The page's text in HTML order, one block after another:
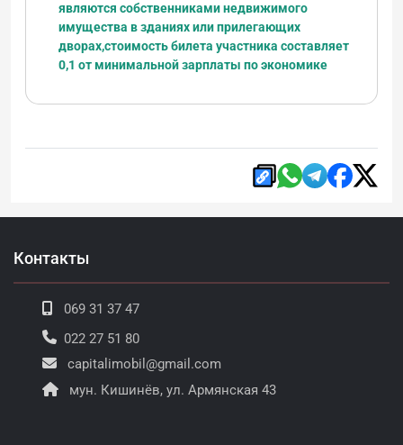
являются собственниками недвижимого
имущества в зданиях или прилегающих
дворах,стоимость билета участника составляет
0,1 от минимальной зарплаты по экономике
Контакты
069 31 37 47
022 27 51 80
capitalimobil@gmail.com
мун. Кишинёв, ул. Армянская 43